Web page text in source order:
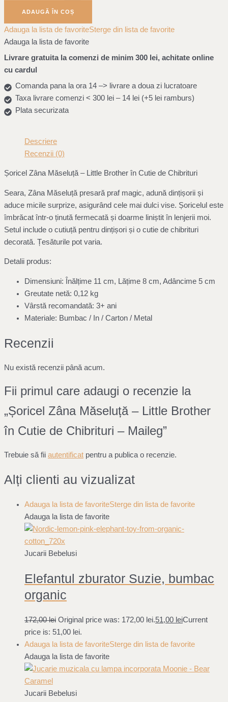
ADAUGĂ ÎN COȘ
Adauga la lista de favoriteSterge din lista de favorite
Adauga la lista de favorite
Livrare gratuita la comenzi de minim 300 lei, achitate online
cu cardul
Comanda pana la ora 14 –> livrare a doua zi lucratoare
Taxa livrare comenzi < 300 lei – 14 lei (+5 lei ramburs)
Plata securizata
Descriere
Recenzii (0)
Șoricel Zâna Măseluță – Little Brother în Cutie de Chibrituri
Seara, Zâna Măseluță presară praf magic, adună dințișorii și
aduce micile surprize, asigurând cele mai dulci vise. Șoricelul este
îmbrăcat într-o ținută fermecată și doarme liniștit în lenjerii moi.
Setul include o cutiuță pentru dințișori și o cutie de chibrituri
decorată. Țesăturile pot varia.
Detalii produs:
Dimensiuni: Înălțime 11 cm, Lățime 8 cm, Adâncime 5 cm
Greutate netă: 0,12 kg
Vârstă recomandată: 3+ ani
Materiale: Bumbac / In / Carton / Metal
Recenzii
Nu există recenzii până acum.
Fii primul care adaugi o recenzie la
„Șoricel Zâna Măseluță – Little Brother
în Cutie de Chibrituri – Maileg”
Trebuie să fii autentificat pentru a publica o recenzie.
Alți clienti au vizualizat
Adauga la lista de favoriteSterge din lista de favorite
Adauga la lista de favorite
Jucarii Bebelusi
Elefantul zburator Suzie, bumbac
organic
172,00lei Original price was: 172,00 lei.51,00 leiCurrent
price is: 51,00 lei.
Adauga la lista de favoriteSterge din lista de favorite
Adauga la lista de favorite
Jucarii Bebelusi